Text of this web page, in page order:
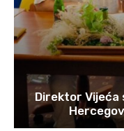
Direktor Vijeća